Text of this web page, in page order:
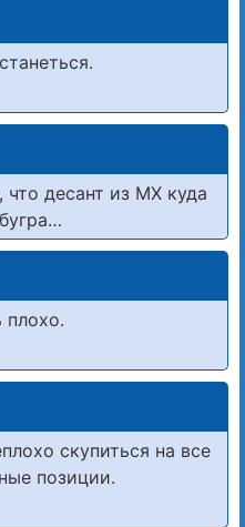
десант из МХ куда
плохо.
скупиться на все
позиции.